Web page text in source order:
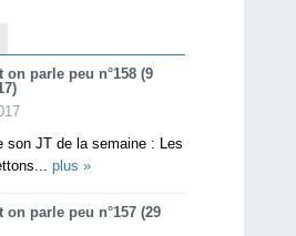
on parle peu n°158 (9
son JT de la semaine : Les
plus »
parle peu n°157 (29